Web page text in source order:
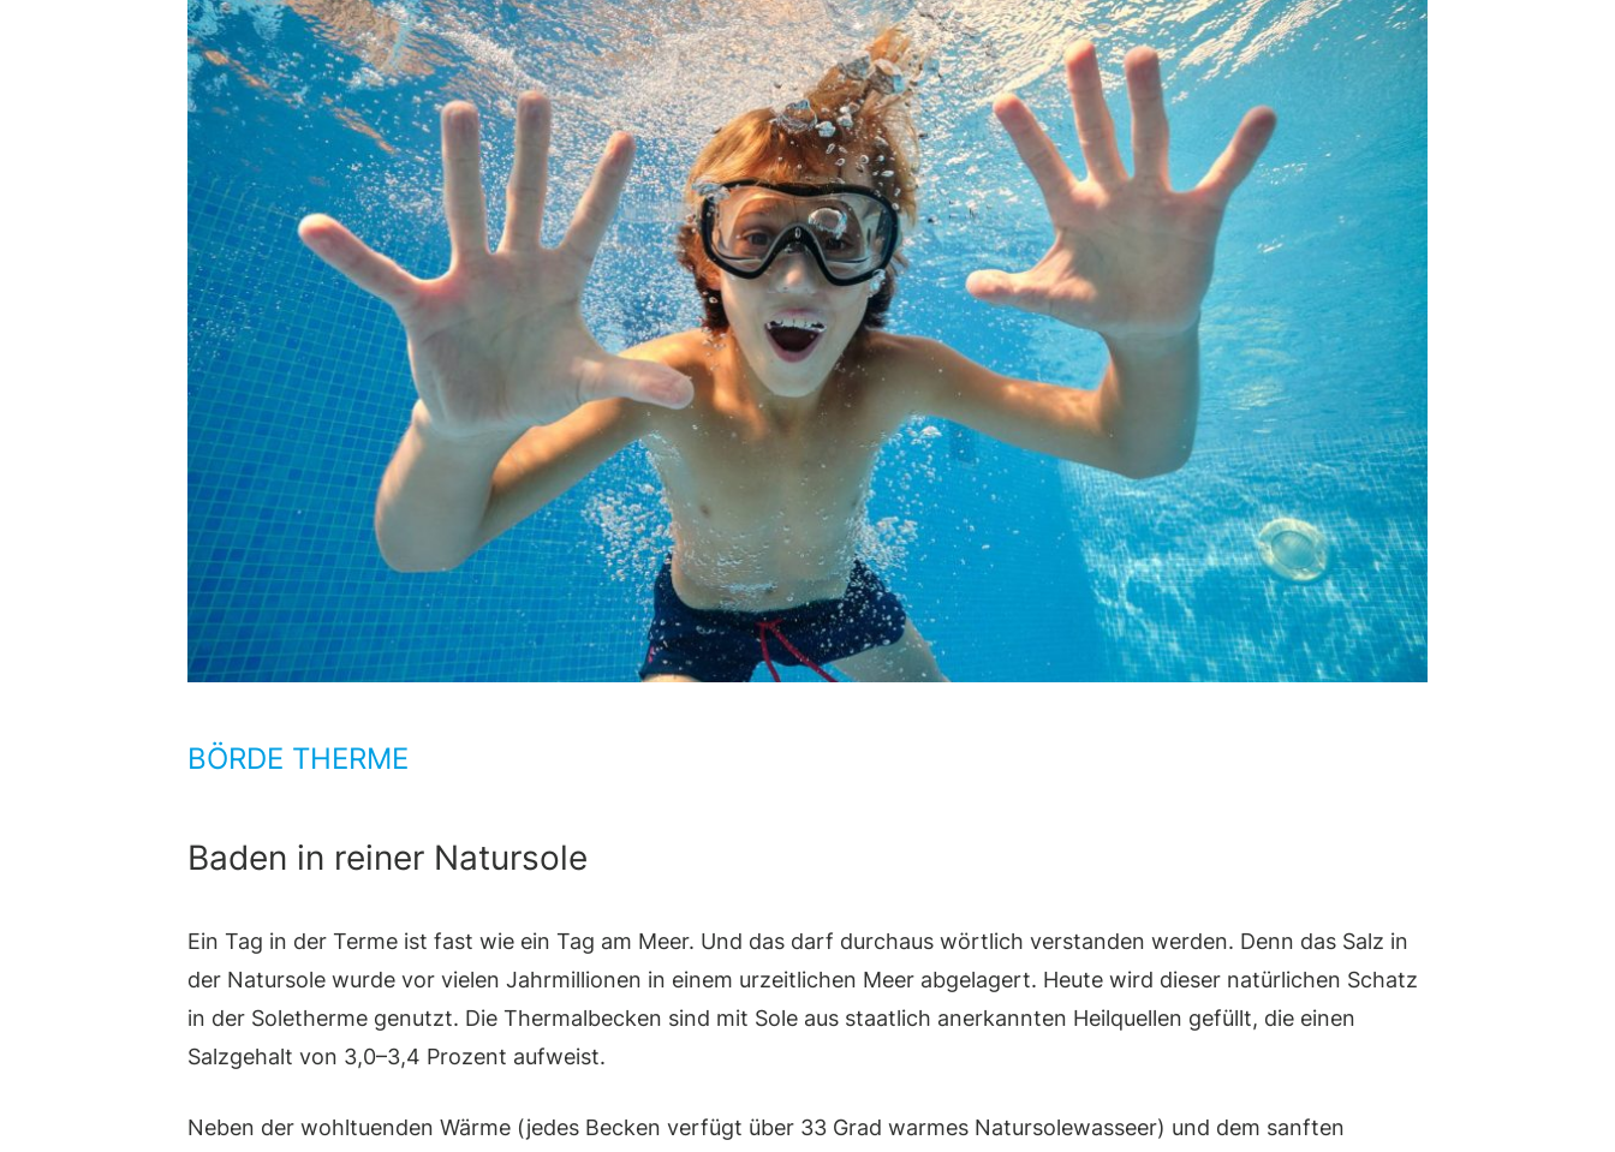
BÖRDE THERME
Baden in reiner Natursole
Ein Tag in der Terme ist fast wie ein Tag am Meer. Und das darf durchaus wörtlich verstanden werden. Denn das Salz in
der Natursole wurde vor vielen Jahrmillionen in einem urzeitlichen Meer abgelagert. Heute wird dieser natürlichen Schatz
in der Soletherme genutzt. Die Thermalbecken sind mit Sole aus staatlich anerkannten Heilquellen gefüllt, die einen
Salzgehalt von 3,0–3,4 Prozent aufweist.
Neben der wohltuenden Wärme (jedes Becken verfügt über 33 Grad warmes Natursolewasseer) und dem sanften